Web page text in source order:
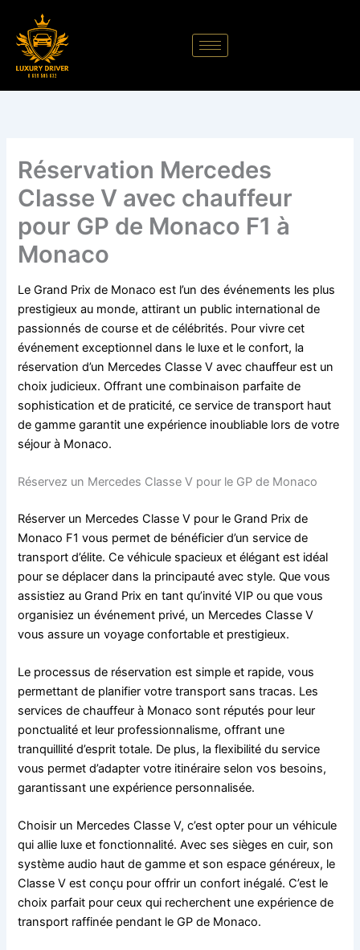
contenu
Réservation Mercedes
Classe V avec chauffeur
pour GP de Monaco F1 à
Monaco
Le Grand Prix de Monaco est l’un des événements les plus
prestigieux au monde, attirant un public international de
passionnés de course et de célébrités. Pour vivre cet
événement exceptionnel dans le luxe et le confort, la
réservation d’un Mercedes Classe V avec chauffeur est un
choix judicieux. Offrant une combinaison parfaite de
sophistication et de praticité, ce service de transport haut
de gamme garantit une expérience inoubliable lors de votre
séjour à Monaco.
Réservez un Mercedes Classe V pour le GP de Monaco
Réserver un Mercedes Classe V pour le Grand Prix de
Monaco F1 vous permet de bénéficier d’un service de
transport d’élite. Ce véhicule spacieux et élégant est idéal
pour se déplacer dans la principauté avec style. Que vous
assistiez au Grand Prix en tant qu’invité VIP ou que vous
organisiez un événement privé, un Mercedes Classe V
vous assure un voyage confortable et prestigieux.
Le processus de réservation est simple et rapide, vous
permettant de planifier votre transport sans tracas. Les
services de chauffeur à Monaco sont réputés pour leur
ponctualité et leur professionnalisme, offrant une
tranquillité d’esprit totale. De plus, la flexibilité du service
vous permet d’adapter votre itinéraire selon vos besoins,
garantissant une expérience personnalisée.
Choisir un Mercedes Classe V, c’est opter pour un véhicule
qui allie luxe et fonctionnalité. Avec ses sièges en cuir, son
système audio haut de gamme et son espace généreux, le
Classe V est conçu pour offrir un confort inégalé. C’est le
choix parfait pour ceux qui recherchent une expérience de
transport raffinée pendant le GP de Monaco.